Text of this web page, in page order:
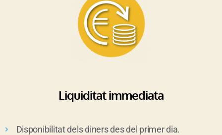
Liquiditat immediata
Disponibilitat dels diners des del primer dia.